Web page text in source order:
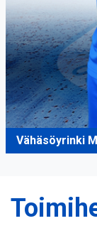
Vähäsöyrinki